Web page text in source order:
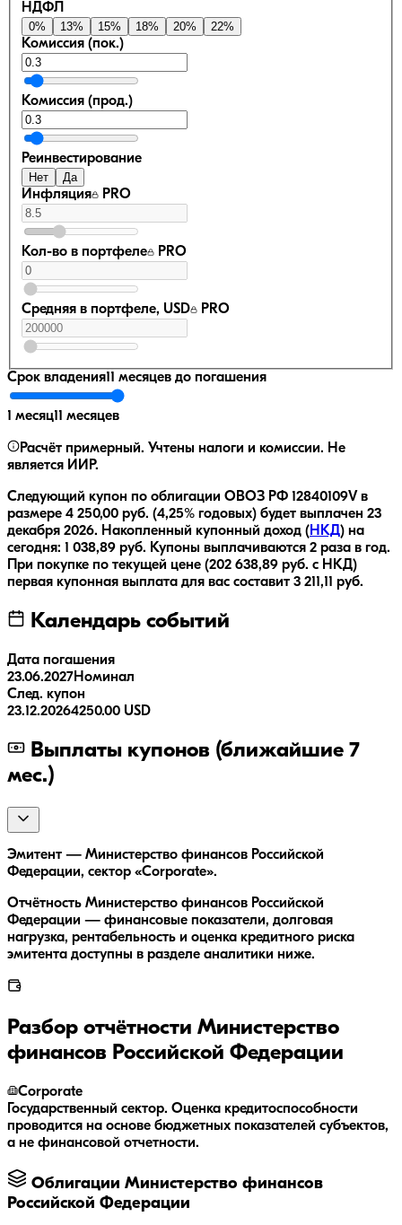
НДФЛ
0% 13% 15% 18% 20% 22%
Комиссия (пок.)
Комиссия (прод.)
Реинвестирование
Нет Да
Инфляция PRO
Кол-во в портфеле PRO
Средняя в портфеле, USD PRO
Срок владения11 месяцев до погашения
1 месяц11 месяцев
Расчёт примерный. Учтены налоги и комиссии. Не
является ИИР.
Следующий купон по облигации ОВОЗ РФ 12840109V в
размере 4 250,00 руб. (4,25% годовых) будет выплачен 23
декабря 2026. Накопленный купонный доход ( НКД) на
сегодня: 1 038,89 руб. Купоны выплачиваются 2 раза в год.
При покупке по текущей цене (202 638,89 руб. с НКД)
первая купонная выплата для вас составит 3 211,11 руб.
Календарь событий
Дата погашения
23.06.2027Номинал
След. купон
23.12.20264250.00 USD
Выплаты купонов (ближайшие 7
мес.)
Эмитент — Министерство финансов Российской
Федерации, сектор «Corporate».
Отчётность Министерство финансов Российской
Федерации — финансовые показатели, долговая
нагрузка, рентабельность и оценка кредитного риска
эмитента доступны в разделе аналитики ниже.
Разбор отчётности Министерство
финансов Российской Федерации
Corporate
Государственный сектор. Оценка кредитоспособности
проводится на основе бюджетных показателей субъектов,
а не финансовой отчетности.
Облигации Министерство финансов
Российской Федерации